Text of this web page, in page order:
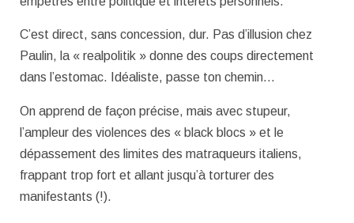
C’est direct, sans concession, dur. Pas d’illusion chez
Paulin, la « realpolitik » donne des coups directement
dans l’estomac. Idéaliste, passe ton chemin…
On apprend de façon précise, mais avec stupeur,
l’ampleur des violences des « black blocs » et le
dépassement des limites des matraqueurs italiens,
frappant trop fort et allant jusqu’à torturer des
manifestants (!).